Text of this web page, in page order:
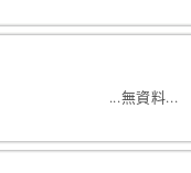
...無資料...